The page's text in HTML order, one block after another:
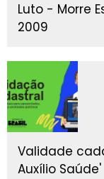
Luto - Morre
2009
Validade
Auxílio Saúde'